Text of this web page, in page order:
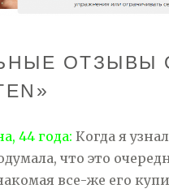
ОТЗЫВЫ
44 года: Когда я
что это
все-же его